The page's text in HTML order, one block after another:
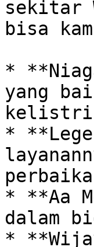
sekitar
bisa
*
yang
*
* **Aa
dalam
*